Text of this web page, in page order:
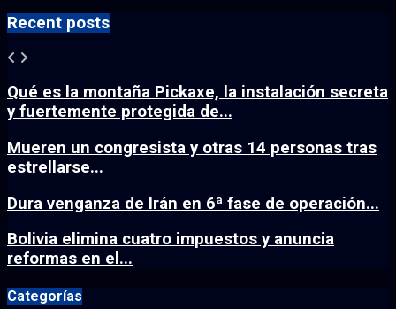
Recent posts
Qué es la montaña Pickaxe, la instalación secreta
y fuertemente protegida de...
Mueren un congresista y otras 14 personas tras
estrellarse...
Dura venganza de Irán en 6ª fase de operación...
Bolivia elimina cuatro impuestos y anuncia
reformas en el...
Categorías